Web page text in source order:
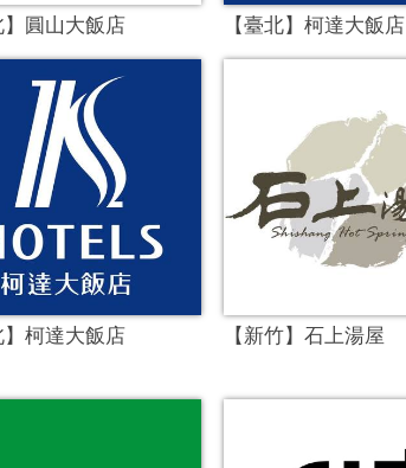
】圓山大飯店 【臺北】柯達大飯店
】柯達大飯店 【新竹】石上湯屋